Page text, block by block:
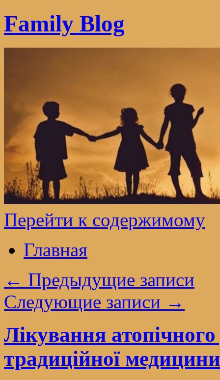
Family Blog
Перейти к содержимому
Главная
← Предыдущие записи
Следующие записи →
Лікування
традиційної медицини